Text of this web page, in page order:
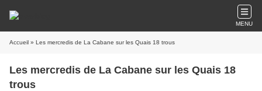
MENU
Accueil » Les mercredis de La Cabane sur les Quais 18 trous
Les mercredis de La Cabane sur les Quais 18
trous